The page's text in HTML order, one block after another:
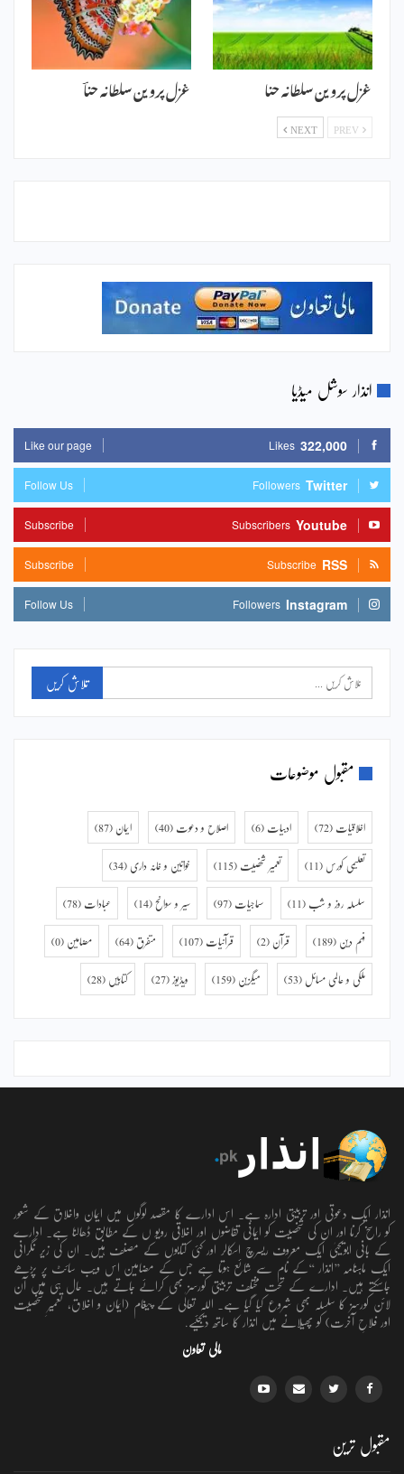
غزل پروین سلطانہ حنا غزل پروین سلطانہ حناؔ
NEXT
انذار سوشل میڈیا
322,000
Likes
Like our page
Twitter
Followers
Follow Us
Youtube
Subscribers
Subscribe
RSS
Subscribe
Subscribe
Instagram
Followers
Follow Us
مقبول موضوعات
اخلاقیات (72) ادبیات (6) اصلاح و دعوت (40) ایمان (87)
تعلیمی کورس (11) تعمیر شخصیت (115) خواتین و خانہ داری (34)
سلسلہ روز و شب (11) سماجیات (97) سیر و سوانح (14) عبادات (78)
فہم دین (189) قرآن (2) قرآنیات (107) متفرق (64) مضامین (0)
ملکی و عالمی مسائل (53) میگزین (159) ویڈیوز (27) کتابیں (28)
انذار ایک دعوتی اور تربیتی ادارہ ہے۔ اس ادارے کا مقصد لوگوں میں ایمان واخلاق کے شعور
کو راسخ کرنا اور ان کی شخصیت کو ایمانی تقاضوں اور اخلاقی رویو ں کے مطابق ڈھالنا ہے۔ ادارے
کے بانی ابویحییٰ ایک معروف ریسرچ اسکالر اور کئی کتابوں کے مصنف ہیں۔ ان کی زیر نگرانی
ایک ماہنامہ ’’انذار ‘‘کے نام سے شائع ہوتا ہے جس کے مضامین اس ویب سائٹ پر پڑھے
جاسکتے ہیں۔ ادارے کے تحت مختلف تربیتی کورسز بھی کرائے جاتے ہیں۔ حال ہی میں آن
لائن کورسز کا سلسلہ بھی شروع کیا گیا ہے۔ اللہ تعالٰی کے پیغام (ایمان و اخلاق، تعمیرِ شخصیت
اور فلاحِ آخرت) کو پھیلانے میں انذار کا ساتھ دیجئیے.
مالی تعاون
مقبول ترین